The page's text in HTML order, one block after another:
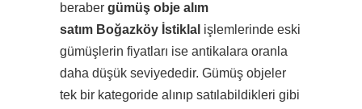
beraber gümüş obje alım
satım Boğazköy İstiklal işlemlerinde eski
gümüşlerin fiyatları ise antikalara oranla
daha düşük seviyededir. Gümüş objeler
tek bir kategoride alınıp satılabildikleri gibi